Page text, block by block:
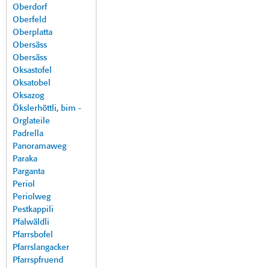
Oberdorf
Oberfeld
Oberplatta
Obersäss
Obersäss
Oksastofel
Oksatobel
Oksazog
Ökslerhöttli, bim -
Orglateile
Padrella
Panoramaweg
Paraka
Parganta
Periol
Periolweg
Pestkappili
Pfalwäldli
Pfarrsbofel
Pfarrslangacker
Pfarrspfruend